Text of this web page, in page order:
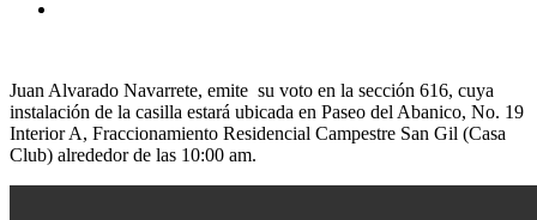
Juan Alvarado Navarrete, emite su voto en la sección 616, cuya
instalación de la casilla estará ubicada en Paseo del Abanico, No. 19
Interior A, Fraccionamiento Residencial Campestre San Gil (Casa
Club) alrededor de las 10:00 am.